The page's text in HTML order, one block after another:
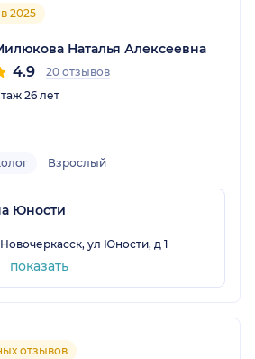
2025
Наталья Алексеевна
4.9
20 отзывов
26 лет
Взрослый
Юности
ул Юности, д 1
показать
отзывов